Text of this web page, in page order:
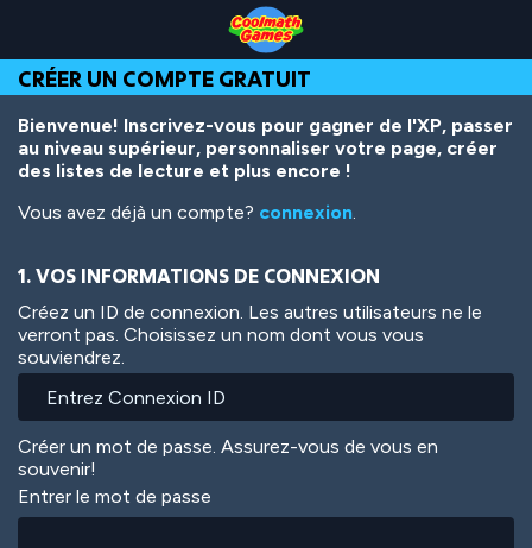
Top
of
Page
Navigation
Main
Content
Footer
contenu
principal
CRÉER UN COMPTE GRATUIT
Bienvenue! Inscrivez-vous pour gagner de l'XP, passer
au niveau supérieur, personnaliser votre page, créer
des listes de lecture et plus encore !
Vous avez déjà un compte? connexion.
1. VOS INFORMATIONS DE CONNEXION
Créez un ID de connexion. Les autres utilisateurs ne le
verront pas. Choisissez un nom dont vous vous
souviendrez.
Créer un mot de passe. Assurez-vous de vous en
souvenir!
Entrer le mot de passe